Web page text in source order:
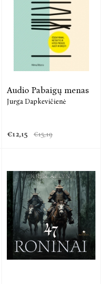
Audio Pabaigų menas
Jurga Dapkevičienė
€12,15 €15,19